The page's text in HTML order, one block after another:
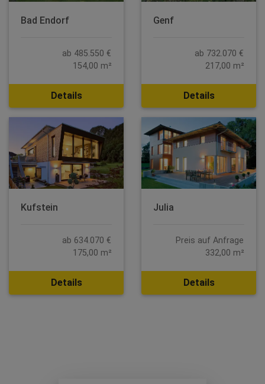
Bad Endorf
ab 485.550 €
154,00 m²
Details
Genf
ab 732.070 €
217,00 m²
Details
Kufstein
ab 634.070 €
175,00 m²
Details
Julia
Preis auf Anfrage
332,00 m²
Details